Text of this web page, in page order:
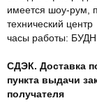
имеется шоу-рум,
технический центр
часы работы:
СДЭК. Доставка
пункта выдачи
получателя